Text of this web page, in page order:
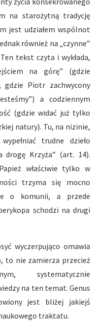
na starożytną tradycję
jest udziałem wspólnot
również na „czynne”
tekst czyta i wykłada,
na górę” (gdzie
gdzie Piotr zachwycony
a codziennym
(gdzie widać już tylko
natury). Tu, na nizinie,
trudne dzieło
drogę Krzyża” (art. 14).
właściwie tylko w
trzyma się mocno
o komunii, a przede
schodzi na drugi
wyczerpująco omawia
to nie zamierza przecież
systematycznie
na ten temat. Genus
jest bliżej jakiejś
traktatu.